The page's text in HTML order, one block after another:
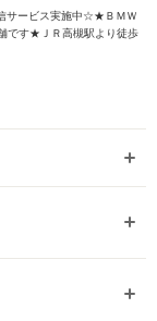
サービス実施中☆★ＢＭＷ
です★ＪＲ高槻駅より徒歩